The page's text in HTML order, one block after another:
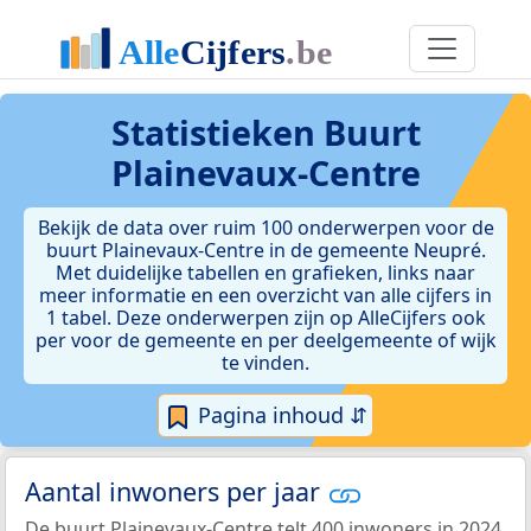
Statistieken Buurt
Plainevaux-Centre
Bekijk de data over ruim 100 onderwerpen voor de
buurt Plainevaux-Centre in de gemeente Neupré.
Met duidelijke tabellen en grafieken, links naar
meer informatie en een overzicht van alle cijfers in
1 tabel. Deze onderwerpen zijn op AlleCijfers ook
per voor de gemeente en per deelgemeente of wijk
te vinden.
Pagina inhoud ⇵
Aantal inwoners per jaar